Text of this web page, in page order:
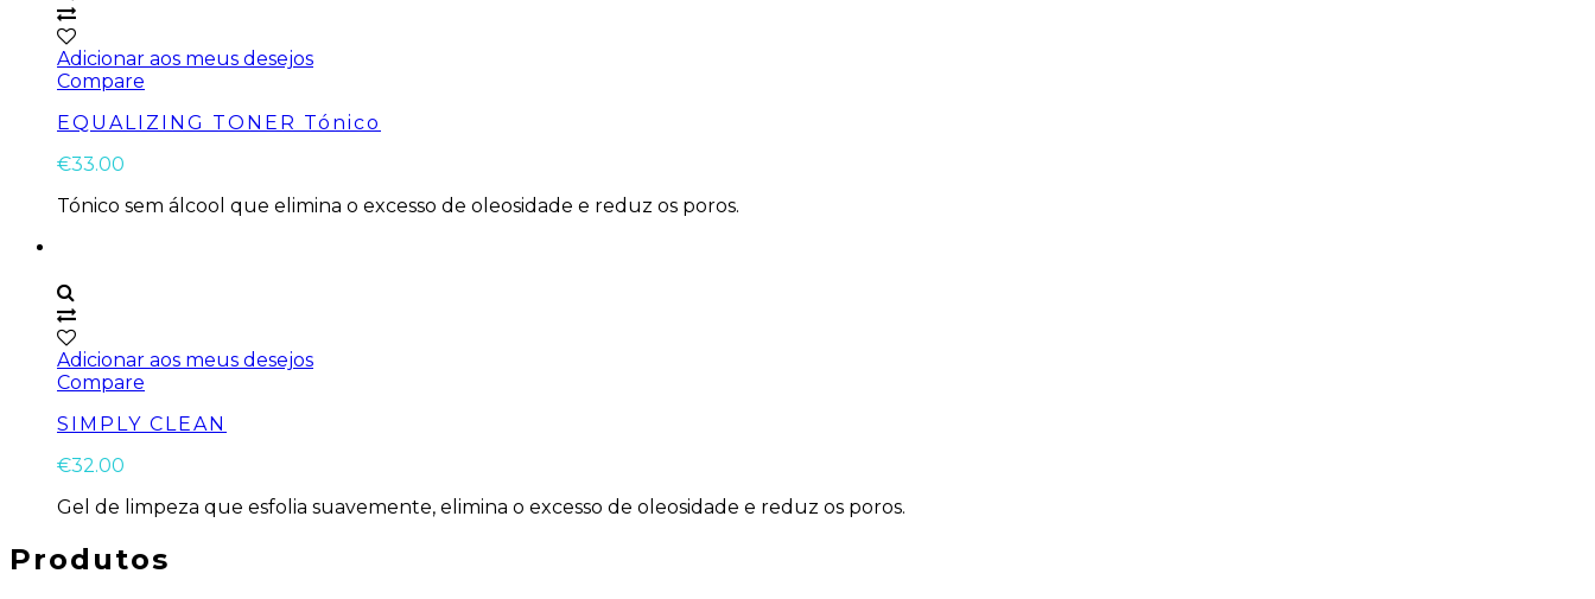
Adicionar aos meus desejos
Compare
EQUALIZING TONER Tónico
€33.00
Tónico sem álcool que elimina o excesso de oleosidade e reduz os poros.
Adicionar aos meus desejos
Compare
SIMPLY CLEAN
€32.00
Gel de limpeza que esfolia suavemente, elimina o excesso de oleosidade e reduz os poros.
Produtos